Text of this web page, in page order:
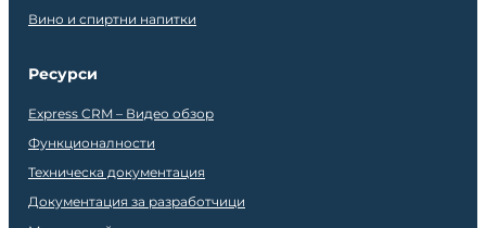
Вино и спиртни напитки
Ресурси
Express CRM – Видео обзор
Функционалности
Техническа документация
Документация за разработчици